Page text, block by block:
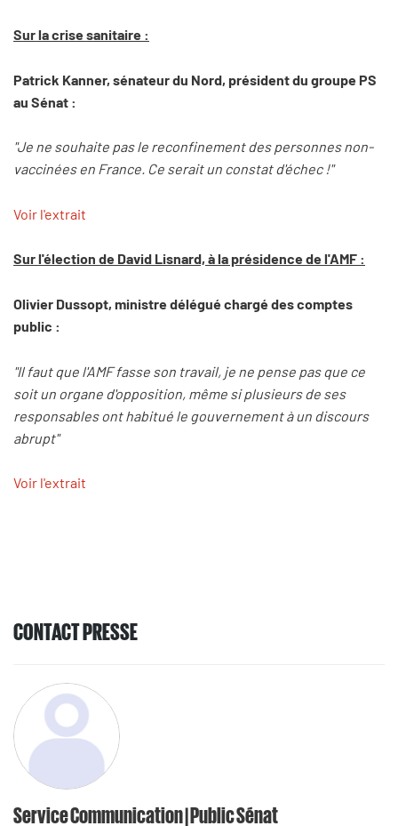
Sur la crise sanitaire :
Patrick Kanner, sénateur du Nord, président du groupe PS
au Sénat :
"Je ne souhaite pas le reconfinement des personnes non-
vaccinées en France. Ce serait un constat d'échec !"
Voir l'extrait
Sur l'élection de David Lisnard, à la présidence de l'AMF :
Olivier Dussopt, ministre délégué chargé des comptes
public :
"Il faut que l'AMF fasse son travail, je ne pense pas que ce
soit un organe d'opposition, même si plusieurs de ses
responsables ont habitué le gouvernement à un discours
abrupt"
Voir l'extrait
CONTACT PRESSE
Service Communication | Public Sénat